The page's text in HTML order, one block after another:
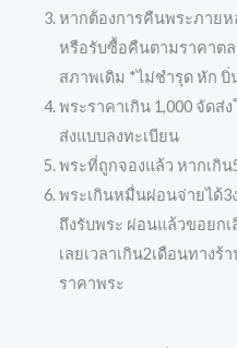
หากต้องการคืนพระภายห
หรือรับซื้อคืนตามราคาต
สภาพเดิม *ไม่ชำรุด หัก บิ่
พระราคาเกิน 1,000 จัดส่
ส่งแบบลงทะเบียน
พระที่ถูกจองแล้ว หากเกิน
พระเกินหมื่นผ่อนจ่ายได้3
ถึงรับพระ ผ่อนแล้วขอยก
เลยเวลาเกิน2เดือนทางร้
ราคาพระ